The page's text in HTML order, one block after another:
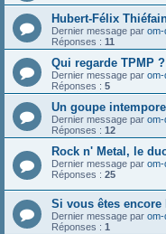
Hubert-Félix
Dernier message par
Réponses : 11
Qui regarde TPMP
Dernier message par
Réponses : 5
Un goupe
Dernier message par
Réponses : 12
Rock n' Metal, le
Dernier message par
Réponses : 25
Si vous êtes
Dernier message par
Réponses : 1